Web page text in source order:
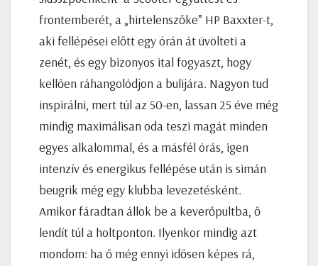
frontemberét, a „hirtelenszőke” HP Baxxter-t,
aki fellépései előtt egy órán át üvölteti a
zenét, és egy bizonyos ital fogyaszt, hogy
kellően ráhangolódjon a bulijára. Nagyon tud
inspirálni, mert túl az 50-en, lassan 25 éve még
mindig maximálisan oda teszi magát minden
egyes alkalommal, és a másfél órás, igen
intenzív és energikus fellépése után is simán
beugrik még egy klubba levezetésként.
Amikor fáradtan állok be a keverőpultba, ő
lendít túl a holtponton. Ilyenkor mindig azt
mondom: ha ő még ennyi idősen képes rá,